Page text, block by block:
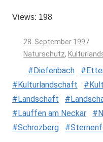
Views: 198
28. September 1997
Naturschutz,
Diefenbach
Kulturlandschaft
Landschaft
Lauffen am Neckar
Schrozberg